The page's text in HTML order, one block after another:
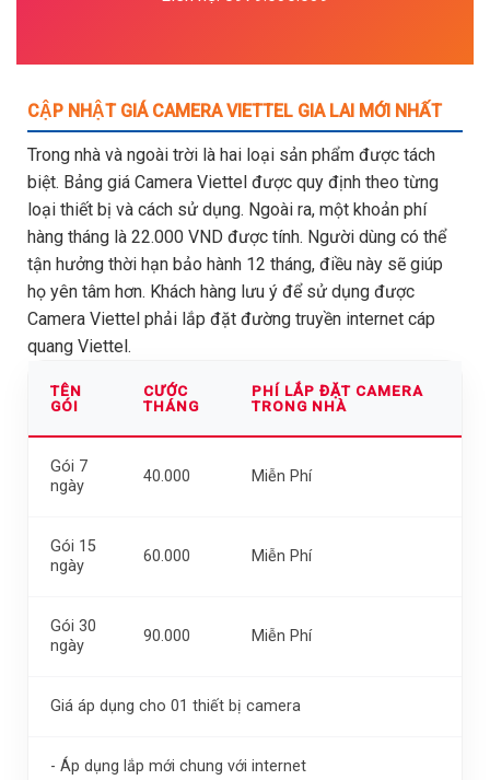
CẬP NHẬT GIÁ CAMERA VIETTEL GIA LAI MỚI NHẤT
Trong nhà và ngoài trời là hai loại sản phẩm được tách
biệt. Bảng giá Camera Viettel được quy định theo từng
loại thiết bị và cách sử dụng. Ngoài ra, một khoản phí
hàng tháng là 22.000 VND được tính. Người dùng có thể
tận hưởng thời hạn bảo hành 12 tháng, điều này sẽ giúp
họ yên tâm hơn. Khách hàng lưu ý để sử dụng được
Camera Viettel phải lắp đặt đường truyền internet cáp
quang Viettel.
TÊN
GÓI
CƯỚC
THÁNG
PHÍ LẮP ĐẶT CAMERA
TRONG NHÀ
Gói 7
ngày
40.000 Miễn Phí
Gói 15
ngày
60.000 Miễn Phí
Gói 30
ngày
90.000 Miễn Phí
Giá áp dụng cho 01 thiết bị camera
- Áp dụng lắp mới chung với internet